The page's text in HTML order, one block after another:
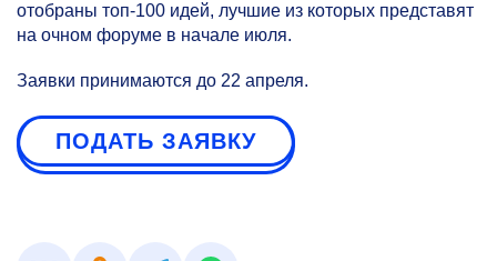
отобраны топ-100 идей, лучшие из которых представят
на очном форуме в начале июля.
Заявки принимаются до 22 апреля.
ПОДАТЬ ЗАЯВКУ